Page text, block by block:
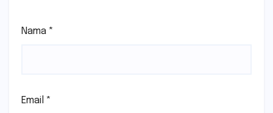
Nama *
Email *